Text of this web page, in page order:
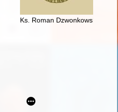
Ks. Roman Dzwonkowski SAC
Warszawy w XIX i